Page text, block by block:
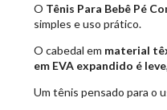
O Tênis Para Bebê Pé
simples e uso prático.
O cabedal em material
em EVA expandido é leve
Um tênis pensado para o